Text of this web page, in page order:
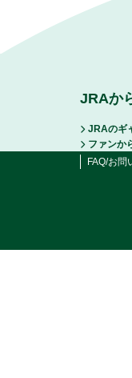
JRAか
JRAのギ
ファンか
FAQ/お問